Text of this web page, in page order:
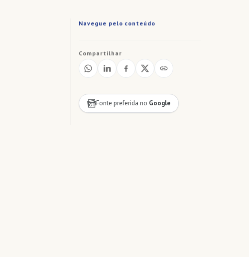
Navegue pelo conteúdo
Compartilhar
Fonte preferida no Google